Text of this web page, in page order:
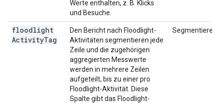
Werte enthalten, z. B. Klicks
und Besuche.
floodlight
ActivityTag
Den Bericht nach Floodlight-
Aktivitäten segmentieren jede
Zeile und die zugehörigen
aggregierten Messwerte
werden in mehrere Zeilen
aufgeteilt, bis zu einer pro
Floodlight-Aktivität. Diese
Spalte gibt das Floodlight-
Segmentieren